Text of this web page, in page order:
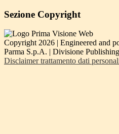
Sezione Copyright
Copyright 2026 | Engineered and
Parma S.p.A. | Divisione
Disclaimer trattamento dati